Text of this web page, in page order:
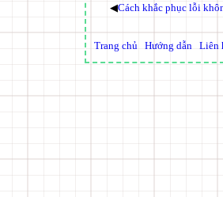
◀Cách khắc phục lỗi
Trang chủ Hướng dẫn Liên